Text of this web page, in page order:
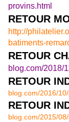
provins.html
RETOUR
http://
batiments-
RETOUR
blog.com/2018/
RETOUR
blog.com/2016/
RETOUR
blog.com/2015/